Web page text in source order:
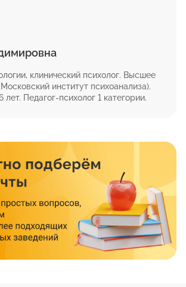
клинический психолог. Высшее
институт психоанализа).
Педагог-психолог 1 категории.